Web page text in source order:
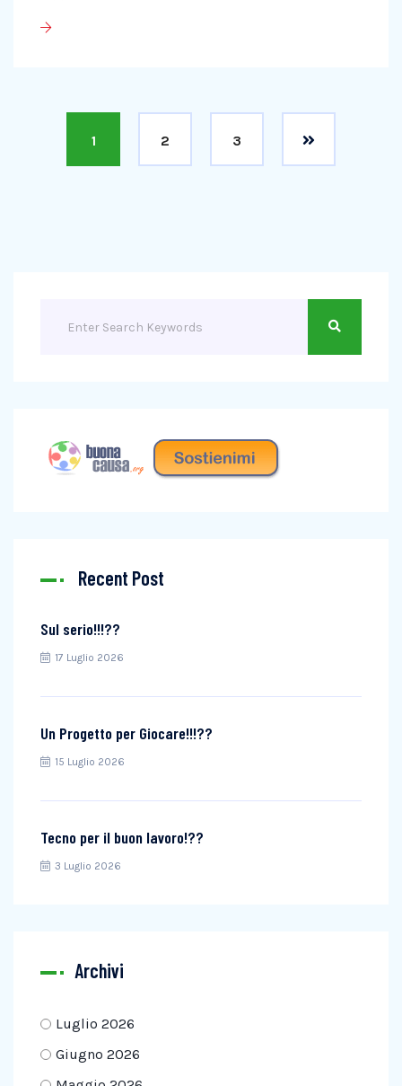
1 2 3
Recent Post
Sul serio!!!??
17 Luglio 2026
Un Progetto per Giocare!!!??
15 Luglio 2026
Tecno per il buon lavoro!??
3 Luglio 2026
Archivi
Luglio 2026
Giugno 2026